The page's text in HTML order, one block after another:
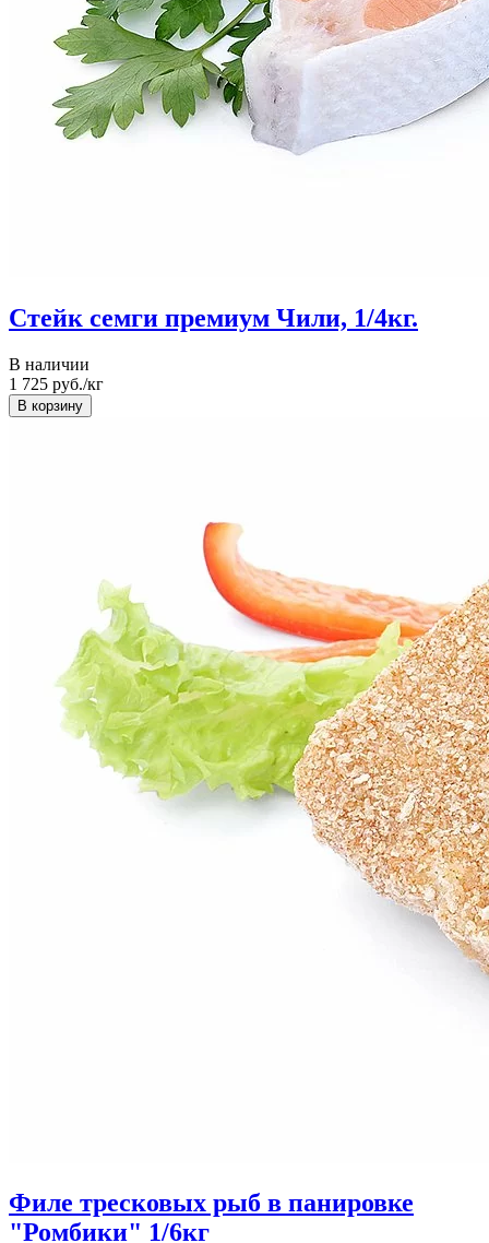
Стейк семги премиум Чили, 1/4кг.
В наличии
1 725 руб./кг
Филе тресковых рыб в панировке
"Ромбики" 1/6кг